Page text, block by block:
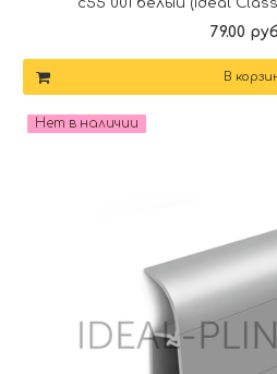
79.00 руб
В
Нет в наличии